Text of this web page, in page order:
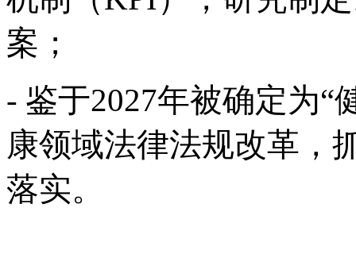
案；
- 鉴于2027年被确定为“
康领域法律法规改革，
落实。